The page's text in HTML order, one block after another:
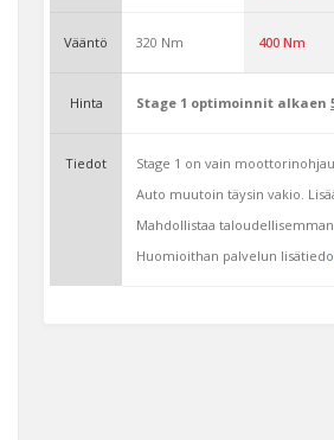
Vääntö 320 Nm 400 Nm
Hinta Stage 1 optimoinnit alkaen
Tiedot
Stage 1 on vain
Auto muutoin täysin vakio.
Mahdollistaa
Huomioithan palvelun